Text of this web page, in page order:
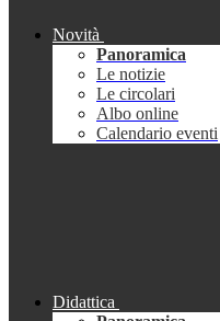
Novità
Panoramica
Le notizie
Le circolari
Albo online
Calendario eventi
Didattica